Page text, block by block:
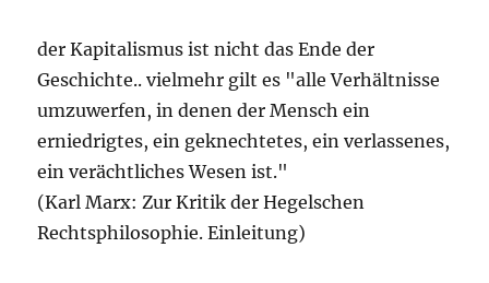
der Kapitalismus ist nicht das Ende der
Geschichte.. vielmehr gilt es "alle Verhältnisse
umzuwerfen, in denen der Mensch ein
erniedrigtes, ein geknechtetes, ein verlassenes,
ein verächtliches Wesen ist."
(Karl Marx: Zur Kritik der Hegelschen
Rechtsphilosophie. Einleitung)